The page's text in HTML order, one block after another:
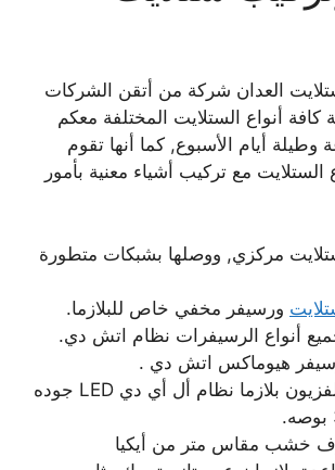
العدان شركة من أتقن الشركات
كافة أنواع الستلايت المختلفة معكم
وطيلة أيام الأسبوع, كما أنها تقوم
الستلايت مع تركيب أشياء معنية بأمور
مركزي, ووصلها بشبكات متطورة
ورسيفر مخفي خاص للبلازما.
أنواع الرسيفرات نظام اتش دي.
هيوماكس اتش دي .
تركيب تلفزيون بلازما نظام أل أي دي LED جوده
خشب مقاس متر من أيكيا